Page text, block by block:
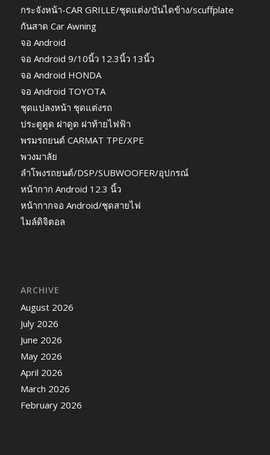
กระจังหน้า-CAR GRILLE/ชุดแต่ง/บันไดข้าง/scuffplate
กันสาด Car Awning
จอ Android
จอ Android 9/10นิ้ว 12.3นิ้ว 13นิ้ว
จอ Android HONDA
จอ Android TOYOTA
ชุดแปลงหน้า ชุดแต่งรถ
ประตูดูด ฝาดูด ฝาท้ายไฟฟ้า
พรมรถยนต์ CARMAT TPE/XPE
พวงมาลัย
ลำโพงรถยนต์/DSP/SUBWOOFER/อุปกรณ์
หน้ากาก Android 12.3 นิ้ว
หน้ากากจอ Android/ชุดสายไฟ
ไมล์ดิจิตอล
ARCHIVE
August 2026
July 2026
June 2026
May 2026
April 2026
March 2026
February 2026